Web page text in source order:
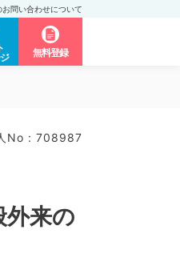
お問い合わせについて
無料登録
No : 708987
来の